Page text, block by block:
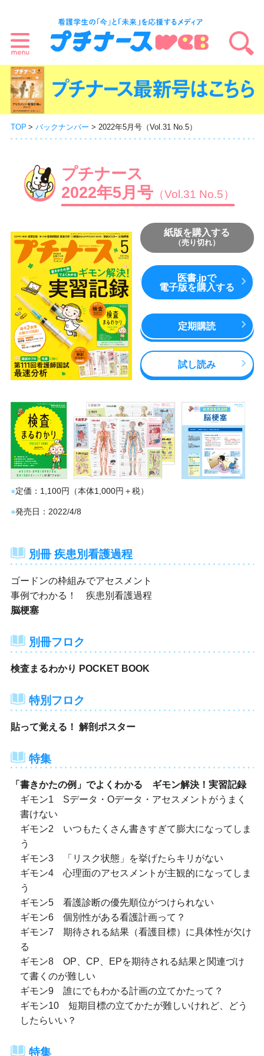
TOP バックナンバー 2022年5月号（Vol.31 No.5）
プチナース
2022年5月号（Vol.31 No.5）
紙版を購入する
（売り切れ）
医書.jpで
電子版を購入する
定期購読
試し読み
定価 1,100円（本体1,000円＋税）
発売日 2022/4/8
別冊 疾患別看護過程
ゴードンの枠組みでアセスメント
事例でわかる！ 疾患別看護過程
脳梗塞
別冊フロク
検査まるわかり POCKET BOOK
特別フロク
貼って覚える！ 解剖ポスター
特集
「書きかたの例」でよくわかる ギモン解決！実習記録
ギモン1 Sデータ・Oデータ・アセスメントがうまく
書けない
ギモン2 いつもたくさん書きすぎて膨大になってしま
う
ギモン3 「リスク状態」を挙げたらキリがない
ギモン4 心理面のアセスメントが主観的になってしま
う
ギモン5 看護診断の優先順位がつけられない
ギモン6 個別性がある看護計画って？
ギモン7 期待される結果（看護目標）に具体性が欠け
る
ギモン8 OP、CP、EPを期待される結果と関連づけ
て書くのが難しい
ギモン9 誰にでもわかる計画の立てかたって？
ギモン10 短期目標の立てかたが難しいけれど、どう
したらいい？
特集